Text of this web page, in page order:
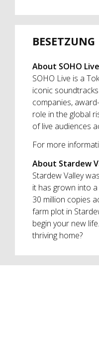
BESETZUNG
About SOHO
SOHO Live is a
iconic
companies,
role in the global
of live audiences
For more
About Stardew
Stardew Valley
it has grown into
30 million copies
farm plot in
begin your new
thriving home?